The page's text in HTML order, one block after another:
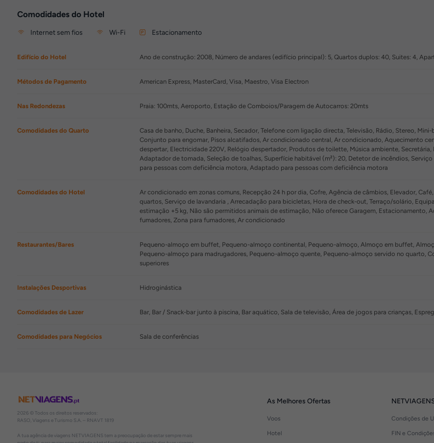
Comodidades do Hotel
Internet sem fios Wi-Fi Estacionamento
Edifício do Hotel Ano de construção: 2008, Número de andares (edifício principal): 5, Quartos duplos: 40, Suites: 4,
Métodos de Pagamento American Express, MasterCard, Visa, Maestro, Visa Electron
Nas Redondezas Praia: 100mts, Aeroporto, Estação de Comboios/Paragem de Autocarros: 20mts
Comodidades do Quarto
Casa de banho, Duche, Banheira, Secador, Telefone com ligação directa, Televisão, Rádio, Stereo,
Conjunto para engomar, Pisos alcatifados, Ar condicionado central, Ar condicionado, Aquecimento
despertar, Electricidade 220V, Relógio despertador, Produtos de toilette, Música ambiente, Secretária,
Adaptador de tomada, Seleção de toalhas, Superfície habitável (m²): 20, Detetor de incêndios,
para pessoas com deficiência motora, Adaptado para pessoas com deficiência motora
Comodidades do Hotel
Ar condicionado em zonas comuns, Recepção 24 h por dia, Cofre, Agência de câmbios, Elevador,
quartos, Serviço de lavandaria , Arrecadação para bicicletas, Hora de check-out, Terraço/solário,
estimação +5 kg, Não são permitidos animais de estimação, Não oferece Garagem, Estacionamento,
fumadores, Zona para fumadores, Ar condicionado
Restaurantes/Bares
Pequeno-almoço em buffet, Pequeno-almoço continental, Pequeno-almoço, Almoço em buffet,
Pequeno-almoço para madrugadores, Pequeno-almoço quente, Pequeno-almoço servido no quarto,
superiores
Instalações Desportivas Hidroginástica
Comodidades de Lazer Bar, Bar / Snack-bar junto à piscina, Bar aquático, Sala de televisão, Área de jogos para crianças,
Comodidades para Negócios Sala de conferências
2026 © Todos os direitos reservados:
RASO, Viagens e Turismo S.A. – RNAVT 1819
A tua agência de viagens NETVIAGENS tem a preocupação de estar sempre mais
As Melhores Ofertas
Voos
Hotel
Condições de
FIN e